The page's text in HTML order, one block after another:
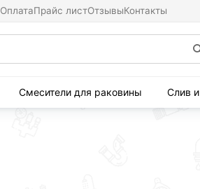
ОплатаПрайс листОтзывыКонтакты
Смесители для раковины Слив